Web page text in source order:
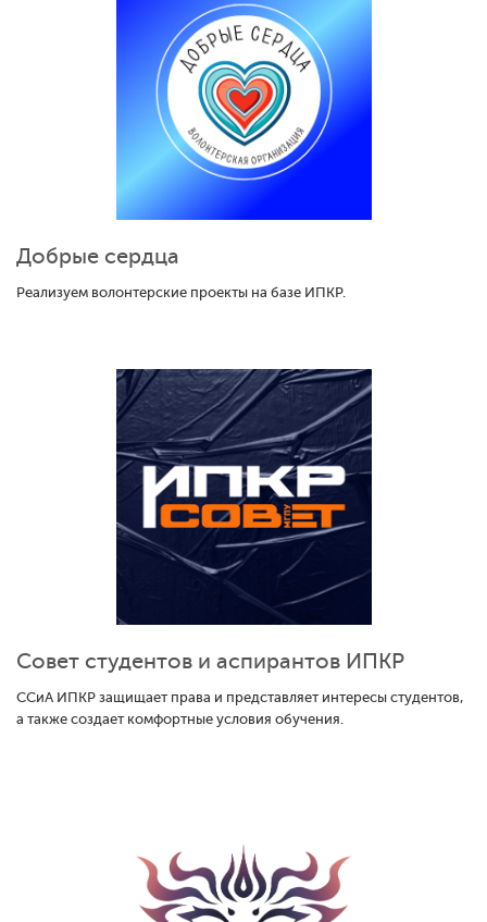
Добрые сердца
Реализуем волонтерские проекты на базе ИПКР.
Совет студентов и аспирантов ИПКР
ССиА ИПКР защищает права и представляет интересы студентов,
а также создает комфортные условия обучения.